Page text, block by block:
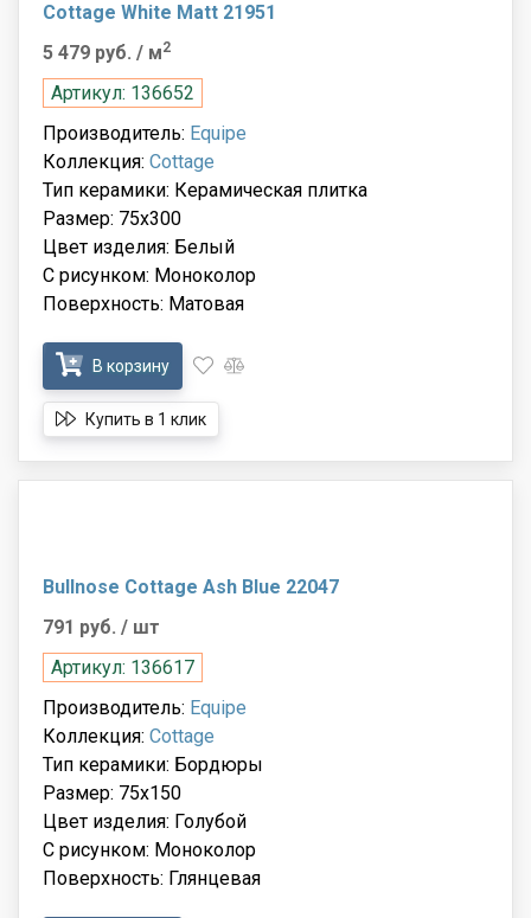
Cottage White Matt 21951
5 479 руб. / м2
Артикул: 136652
Производитель: Equipe
Коллекция: Cottage
Тип керамики: Керамическая плитка
Размер: 75x300
Цвет изделия: Белый
С рисунком: Моноколор
Поверхность: Матовая
В корзину
Купить в 1 клик
Bullnose Cottage Ash Blue 22047
791 руб. / шт
Артикул: 136617
Производитель: Equipe
Коллекция: Cottage
Тип керамики: Бордюры
Размер: 75x150
Цвет изделия: Голубой
С рисунком: Моноколор
Поверхность: Глянцевая